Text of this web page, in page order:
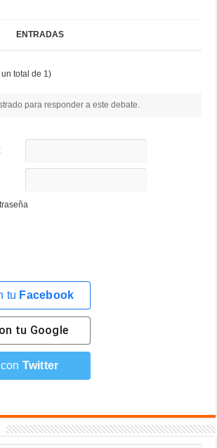
ENTRADAS
total de 1)
para responder a este debate.
tu Facebook
tu Google
Twitter